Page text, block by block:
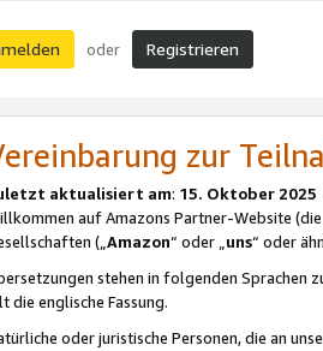
oder Registrieren
zur
aktualisiert am: 15. Oktober 2025
auf Amazons Partner-Website (die
(„Amazon“ oder „uns“ oder
stehen in folgenden Sprachen
die englische Fassung.
oder juristische Personen, die an